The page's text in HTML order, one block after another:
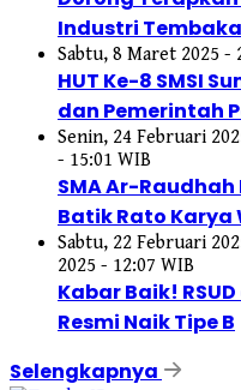
Industri
Sabtu, 8 Maret 2025 -
HUT Ke-8 SMSI
dan Pemerintah
Senin, 24 Februari
- 15:01 WIB
SMA Ar-
Batik Rato Karya
Sabtu, 22 Februari
2025 - 12:07 WIB
Kabar Baik!
Resmi Naik Tipe B
Selengkapnya